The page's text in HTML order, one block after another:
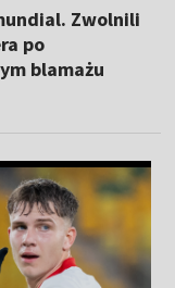
Zwolnili
po
blamażu